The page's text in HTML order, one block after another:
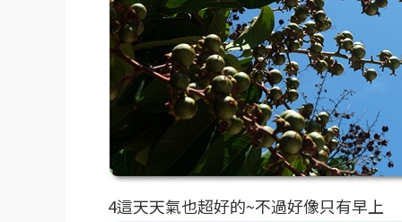
4這天天氣也超好的~不過好像只有早上